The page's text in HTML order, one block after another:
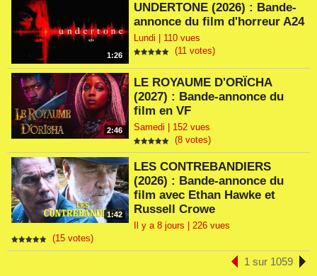
1:26
UNDERTONE (2026) : Bande-
annonce du film d'horreur A24
Lundi | 110 vues
(11 votes)
2:46
LE ROYAUME D'ORÏCHA
(2027) : Bande-annonce du
film en VF
Samedi | 152 vues
(8 votes)
1:42
LES CONTREBANDIERS
(2026) : Bande-annonce du
film avec Ethan Hawke et
Russell Crowe
Il y a 8 jours | 226 vues
(15 votes)
1 sur 1059